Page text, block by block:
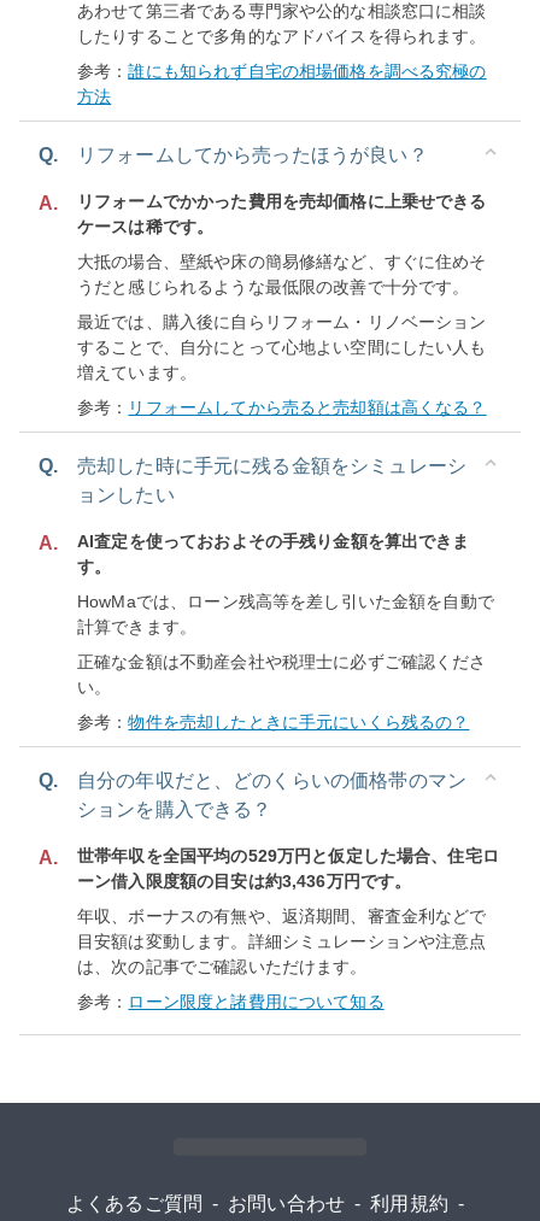
あわせて第三者である専門家や公的な相談窓口に相談
したりすることで多角的なアドバイスを得られます。
参考：誰にも知られず自宅の相場価格を調べる究極の
方法
Q. リフォームしてから売ったほうが良い？
A.
リフォームでかかった費用を売却価格に上乗せできる
ケースは稀です。
大抵の場合、壁紙や床の簡易修繕など、すぐに住めそ
うだと感じられるような最低限の改善で十分です。
最近では、購入後に自らリフォーム・リノベーション
することで、自分にとって心地よい空間にしたい人も
増えています。
参考： リフォームしてから売ると売却額は高くなる？
Q.
売却した時に手元に残る金額をシミュレーシ
ョンしたい
A.
AI査定を使っておおよその手残り金額を算出できま
す。
HowMaでは、ローン残高等を差し引いた金額を自動で
計算できます。
正確な金額は不動産会社や税理士に必ずご確認くださ
い。
参考：物件を売却したときに手元にいくら残るの？
Q.
自分の年収だと、どのくらいの価格帯のマン
ションを購入できる？
A.
世帯年収を全国平均の529万円と仮定した場合、住宅ロ
ーン借入限度額の目安は約3,436万円です。
年収、ボーナスの有無や、返済期間、審査金利などで
目安額は変動します。詳細シミュレーションや注意点
は、次の記事でご確認いただけます。
参考： ローン限度と諸費用について知る
よくあるご質問 - お問い合わせ - 利用規約 -